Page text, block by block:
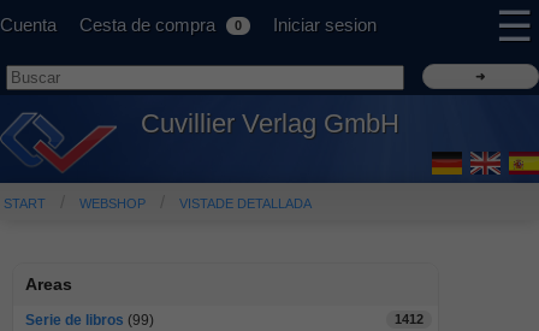
Cuenta Cesta de compra 0 Iniciar sesion ☰
Cuvillier Verlag GmbH
START WEBSHOP VISTADE DETALLADA
Areas
Serie de libros (99) 1412